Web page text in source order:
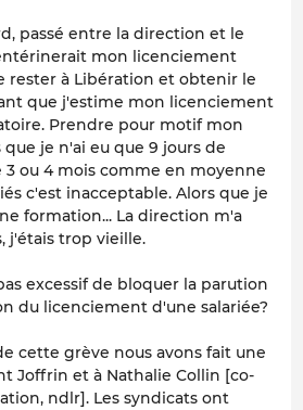
passé entre la direction et le
mon licenciement
rester à Libération et obtenir le
que j'estime mon licenciement
Prendre pour motif mon
je n'ai eu que 9 jours de
ou 4 mois comme en moyenne
c'est inacceptable. Alors que je
formation... La direction m'a
j'étais trop vieille.
excessif de bloquer la parution
du licenciement d'une salariée?
cette grève nous avons fait une
Joffrin et à Nathalie Collin [co-
ndlr]. Les syndicats ont